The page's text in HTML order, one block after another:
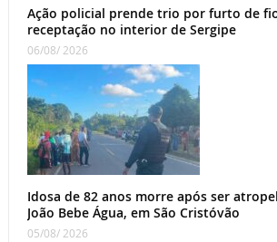
Ação policial prende trio por furto de
receptação no interior de Sergipe
06/08/ 2026
Idosa de 82 anos morre após ser
João Bebe Água, em São Cristóvão
05/08/ 2026